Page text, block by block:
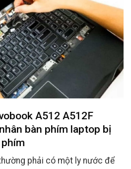
A512 A512F
bàn phím laptop bị
phải có một ly nước để